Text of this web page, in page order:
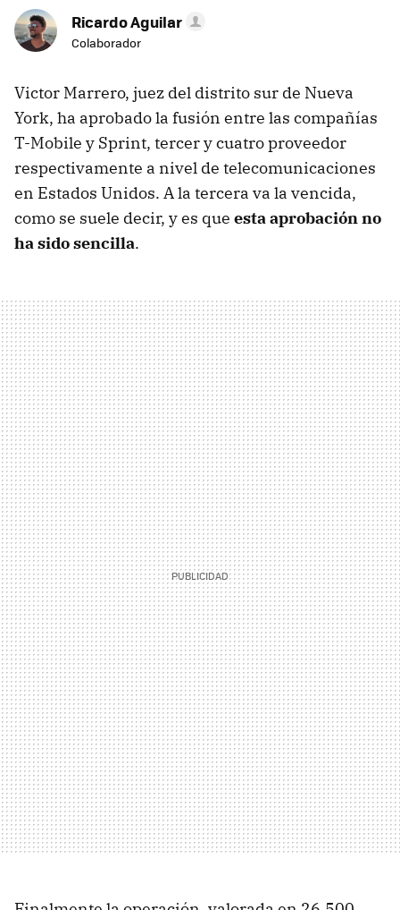
Ricardo Aguilar
Colaborador
Victor Marrero, juez del distrito sur de Nueva
York, ha aprobado la fusión entre las compañías
T-Mobile y Sprint, tercer y cuatro proveedor
respectivamente a nivel de telecomunicaciones
en Estados Unidos. A la tercera va la vencida,
como se suele decir, y es que esta aprobación no
ha sido sencilla.